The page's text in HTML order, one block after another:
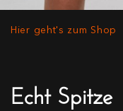
Hier geht's zum Shop
Echt Spitze